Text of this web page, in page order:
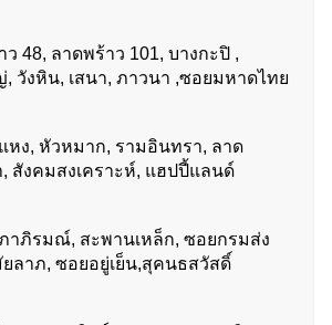
ว 48, ลาดพร้าว 101, บางกะปิ ,
, วังหิน, เสนา, ภาวนา ,ซอยมหาดไทย
หง, หัวหมาก, รามอินทรา, ลาด
, สังคมสงเคราะห์, แฮปปี้แลนด์
าภิรมณ์, สะพานเหล็ก, ซอยกรมส่ง
ยลาภ, ซอยอยู่เย็น,สุคนธสวัสดิ์